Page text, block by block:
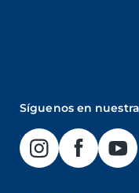
Síguenos en